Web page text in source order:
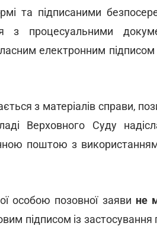
та підписаними
з процесуальними
електронним
з матеріалів справи,
Верховного Суду
поштою з
особою позовної заяви не
підписом із застосування